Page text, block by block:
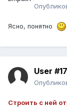
Ясно, понятно
User
Строить с ней